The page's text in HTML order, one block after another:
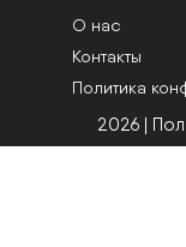
О нас
Контакты
Политика
2026 |